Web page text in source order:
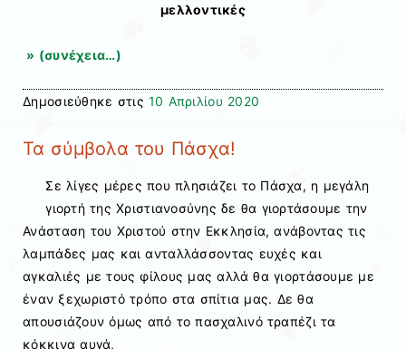
μελλοντικές
» (συνέχεια…)
Δημοσιεύθηκε στις 10 Απριλίου 2020
Τα σύμβολα του Πάσχα!
Σε λίγες μέρες που πλησιάζει το Πάσχα, η μεγάλη
γιορτή της Χριστιανοσύνης δε θα γιορτάσουμε την
Ανάσταση του Χριστού στην Εκκλησία, ανάβοντας τις
λαμπάδες μας και ανταλλάσσοντας ευχές και
αγκαλιές με τους φίλους μας αλλά θα γιορτάσουμε με
έναν ξεχωριστό τρόπο στα σπίτια μας. Δε θα
απουσιάζουν όμως από το πασχαλινό τραπέζι τα
κόκκινα αυγά,